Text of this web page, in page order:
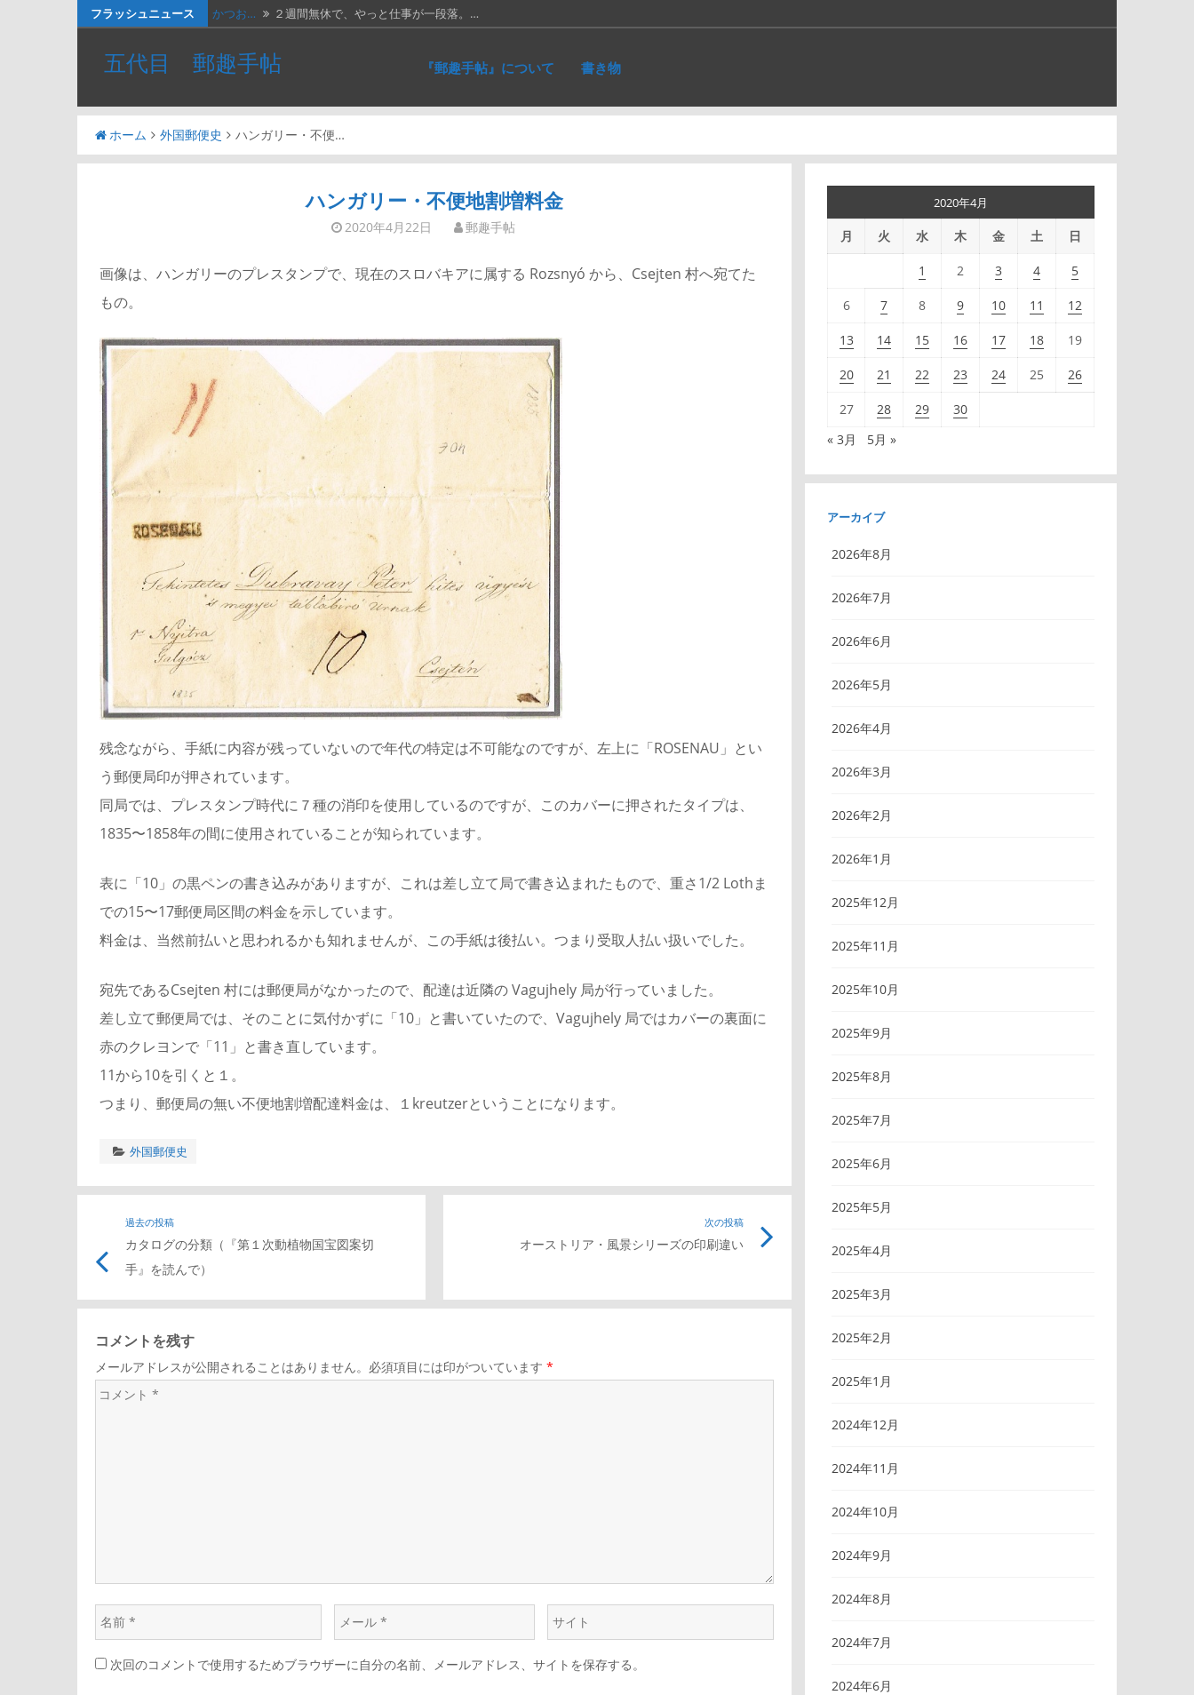
ツ
ス
フラッシュニュース かつお… ２週間無休で、やっと仕事が一段落。…
ベトナ… 画像は、北ベトナムが1966年に発…
ネパー… 画像は1967年に撮影された、ネパ…
かつお… 画像の表は、「かつお釣り50銭」と…
五代目 郵趣手帖 『郵趣手帖』について 書き物
ホーム 外国郵便史 ハンガリー・不便…
ハンガリー・不便地割増料金
2020年4月22日 郵趣手帖
画像は、ハンガリーのプレスタンプで、現在のスロバキアに属する Rozsnyó から、Csejten 村へ宛てた
もの。
残念ながら、手紙に内容が残っていないので年代の特定は不可能なのですが、左上に「ROSENAU」とい
う郵便局印が押されています。
同局では、プレスタンプ時代に７種の消印を使用しているのですが、このカバーに押されたタイプは、
1835〜1858年の間に使用されていることが知られています。
表に「10」の黒ペンの書き込みがありますが、これは差し立て局で書き込まれたもので、重さ1/2 Lothま
での15〜17郵便局区間の料金を示しています。
料金は、当然前払いと思われるかも知れませんが、この手紙は後払い。つまり受取人払い扱いでした。
宛先であるCsejten 村には郵便局がなかったので、配達は近隣の Vagujhely 局が行っていました。
差し立て郵便局では、そのことに気付かずに「10」と書いていたので、Vagujhely 局ではカバーの裏面に
赤のクレヨンで「11」と書き直しています。
11から10を引くと１。
つまり、郵便局の無い不便地割増配達料金は、１kreutzerということになります。
外国郵便史
稿
ナ
ビ
ン
過去の投稿
カタログの分類（『第１次動植物国宝図案切
手』を読んで）
事
ク
次の投稿
オーストリア・風景シリーズの印刷違い
事
コメントを残す
メールアドレスが公開されることはありません。必須項目には印がついています *
コ
名
前
*
ー
ル
ウ
ェ
ブ
次回のコメントで使用するためブラウザーに自分の名前、メールアドレス、サイトを保存する。
2020年4月
月 火 水 木 金 土 日
1 2 3 4 5
6 7 8 9 10 11 12
13 14 15 16 17 18 19
20 21 22 23 24 25 26
27 28 29
30
« 3月
5月 »
アーカイブ
2026年8月
2026年7月
2026年6月
2026年5月
2026年4月
2026年3月
2026年2月
2026年1月
2025年12月
2025年11月
2025年10月
2025年9月
2025年8月
2025年7月
2025年6月
2025年5月
2025年4月
2025年3月
2025年2月
2025年1月
2024年12月
2024年11月
2024年10月
2024年9月
2024年8月
2024年7月
2024年6月